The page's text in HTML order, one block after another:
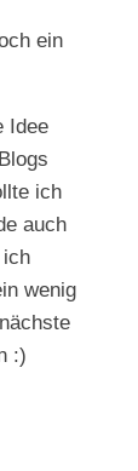
ein
Idee
ich
auch
ich
wenig
:)